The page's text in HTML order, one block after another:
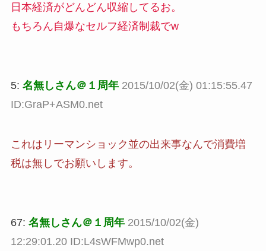
日本経済がどんどん収縮してるお。
もちろん自爆なセルフ経済制裁でw
5: 名無しさん＠１周年 2015/10/02(金) 01:15:55.47
ID:GraP+ASM0.net
これはリーマンショック並の出来事なんで消費増
税は無しでお願いします。
67: 名無しさん＠１周年 2015/10/02(金)
12:29:01.20 ID:L4sWFMwp0.net